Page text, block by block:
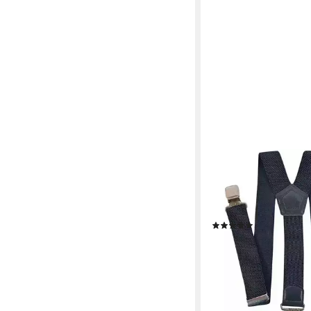
WARE AUS ALLER WELT
Hosenträger
Hosenträger 40 mm
Krallenclips
(3)
12,99 €
lieferbar - in 6-7